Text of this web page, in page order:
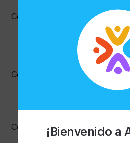
¡Bienvenido a
Cookies de sesión
Cookies persistentes
Cookies técnicas